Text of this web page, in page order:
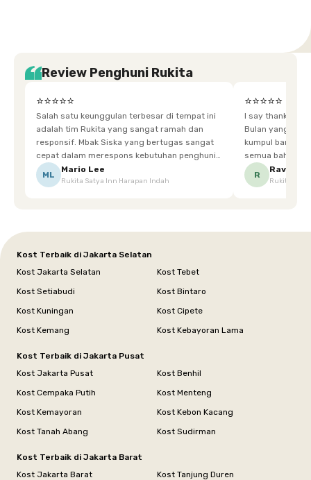
Review Penghuni Rukita
⭐⭐⭐⭐⭐
Salah satu keunggulan terbesar di tempat ini
adalah tim Rukita yang sangat ramah dan
responsif. Mbak Siska yang bertugas sangat
cepat dalam merespons kebutuhan penghuni.
Ketika saya meminta keset karena sempat
terpeleset, permintaan tersebut langsung
ML
Mario Lee
Rukita Satya Inn Harapan Indah
⭐⭐⭐⭐⭐
I say thankyou
Bulan yang super happy! banyak
kumpul bareng
semua bahagia
mgkn saran dari air aja & kebersihan lebih di
R
Ravena
Rukita
Kost Terbaik di Jakarta Selatan
Kost Jakarta Selatan
Kost Tebet
Kost Setiabudi
Kost Bintaro
Kost Kuningan
Kost Cipete
Kost Kemang
Kost Kebayoran Lama
Kost Terbaik di Jakarta Pusat
Kost Jakarta Pusat
Kost Benhil
Kost Cempaka Putih
Kost Menteng
Kost Kemayoran
Kost Kebon Kacang
Kost Tanah Abang
Kost Sudirman
Kost Terbaik di Jakarta Barat
Kost Jakarta Barat
Kost Tanjung Duren